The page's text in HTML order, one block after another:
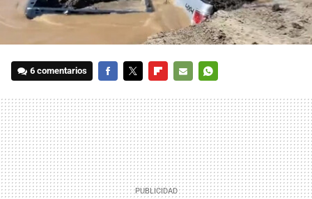
6 comentarios
MAIL